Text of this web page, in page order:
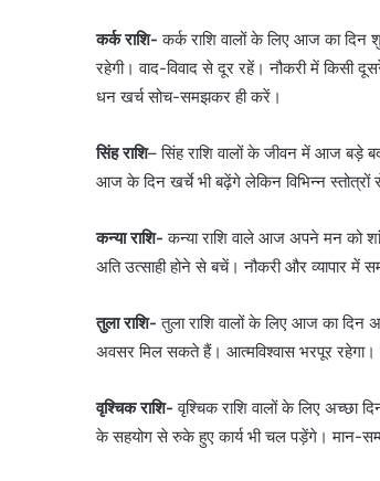
कर्क राशि- कर्क राशि वालों के लिए आज का दिन
रहेगी। वाद-विवाद से दूर रहें। नौकरी में किसी
धन खर्च सोच-समझकर ही करें।
सिंह राशि– सिंह राशि वालों के जीवन में आज बड़े
आज के दिन खर्चे भी बढ़ेंगे लेकिन विभिन्न
कन्या राशि- कन्या राशि वाले आज अपने मन को
अति उत्साही होने से बचें। नौकरी और व्यापार
तुला राशि-तुला राशि वालों के लिए आज का दिन
अवसर मिल सकते हैं। आत्मविश्वास भरपूर रहेगा।
वृश्चिक राशि-वृश्चिक राशि वालों के लिए अच्छा
के सहयोग से रुके हुए कार्य भी चल पड़ेंगे। मान-